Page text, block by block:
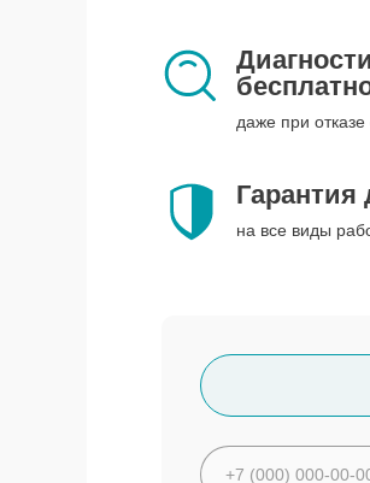
даже при
Гарантия
на все виды